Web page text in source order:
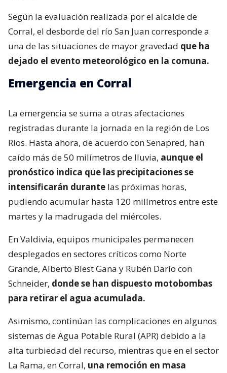
Según la evaluación realizada por el alcalde de
Corral, el desborde del río San Juan corresponde a
una de las situaciones de mayor gravedad que ha
dejado el evento meteorológico en la comuna.
Emergencia en Corral
La emergencia se suma a otras afectaciones
registradas durante la jornada en la región de Los
Ríos. Hasta ahora, de acuerdo con Senapred, han
caído más de 50 milímetros de lluvia, aunque el
pronóstico indica que las precipitaciones se
intensificarán durante las próximas horas,
pudiendo acumular hasta 120 milímetros entre este
martes y la madrugada del miércoles.
En Valdivia, equipos municipales permanecen
desplegados en sectores críticos como Norte
Grande, Alberto Blest Gana y Rubén Darío con
Schneider, donde se han dispuesto motobombas
para retirar el agua acumulada.
Asimismo, continúan las complicaciones en algunos
sistemas de Agua Potable Rural (APR) debido a la
alta turbiedad del recurso, mientras que en el sector
La Rama, en Corral, una remoción en masa